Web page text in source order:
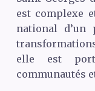
est complexe
national d’un
elle est
communautés